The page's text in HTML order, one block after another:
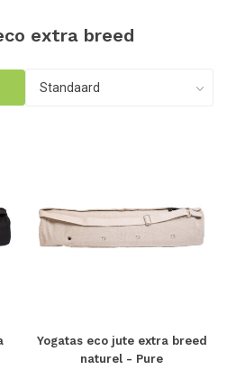
extra breed
Yogatas eco jute extra breed
naturel - Pure